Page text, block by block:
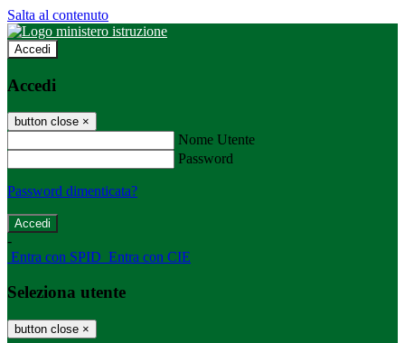
Salta al contenuto
Accedi
Accedi
button close ×
Nome Utente
Password
Password dimenticata?
-
Entra con SPID Entra con CIE
Seleziona utente
button close ×